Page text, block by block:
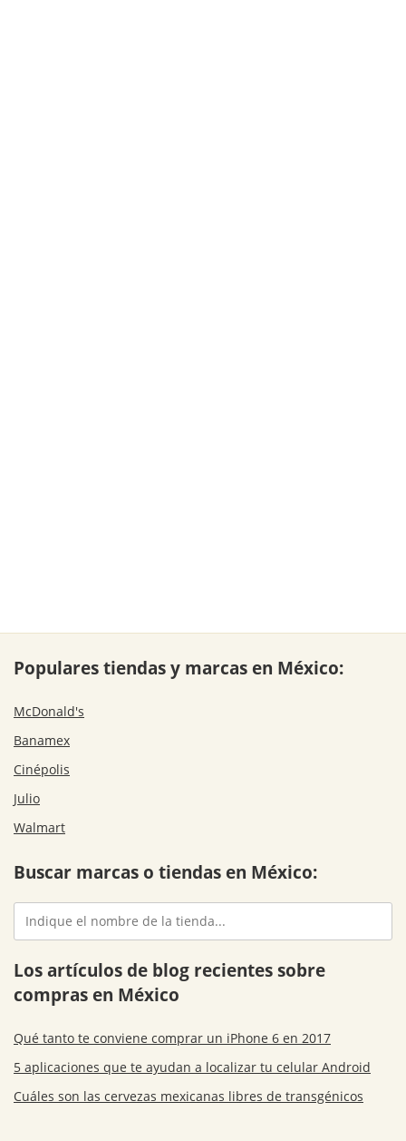
Populares tiendas y marcas en México:
McDonald's
Banamex
Cinépolis
Julio
Walmart
Buscar marcas o tiendas en México:
Los artículos de blog recientes sobre
compras en México
Qué tanto te conviene comprar un iPhone 6 en 2017
5 aplicaciones que te ayudan a localizar tu celular Android
Cuáles son las cervezas mexicanas libres de transgénicos